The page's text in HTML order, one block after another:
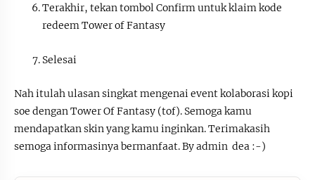
Terakhir, tekan tombol Confirm untuk klaim kode
redeem Tower of Fantasy
Selesai
Nah itulah ulasan singkat mengenai event kolaborasi kopi
soe dengan Tower Of Fantasy (tof). Semoga kamu
mendapatkan skin yang kamu inginkan. Terimakasih
semoga informasinya bermanfaat. By admin dea :-)